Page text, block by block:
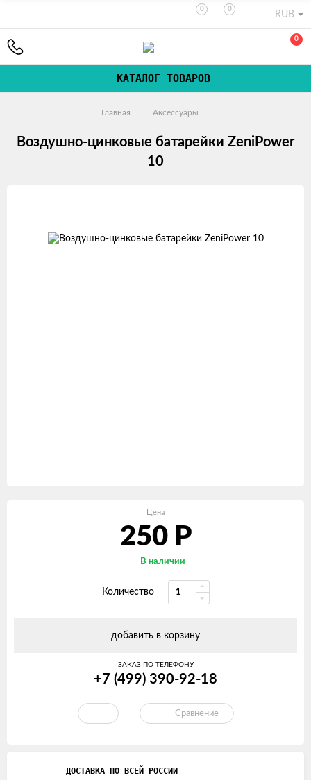
0 0
RUB
0
КАТАЛОГ ТОВАРОВ
Главная Аксессуары
Воздушно-цинковые батарейки ZeniPower
10
Цена
250 Р
В наличии
Количество
добавить в корзину
ЗАКАЗ ПО ТЕЛЕФОНУ
+7 (499) 390-92-18
Сравнение
ДОСТАВКА ПО ВСЕЙ РОССИИ